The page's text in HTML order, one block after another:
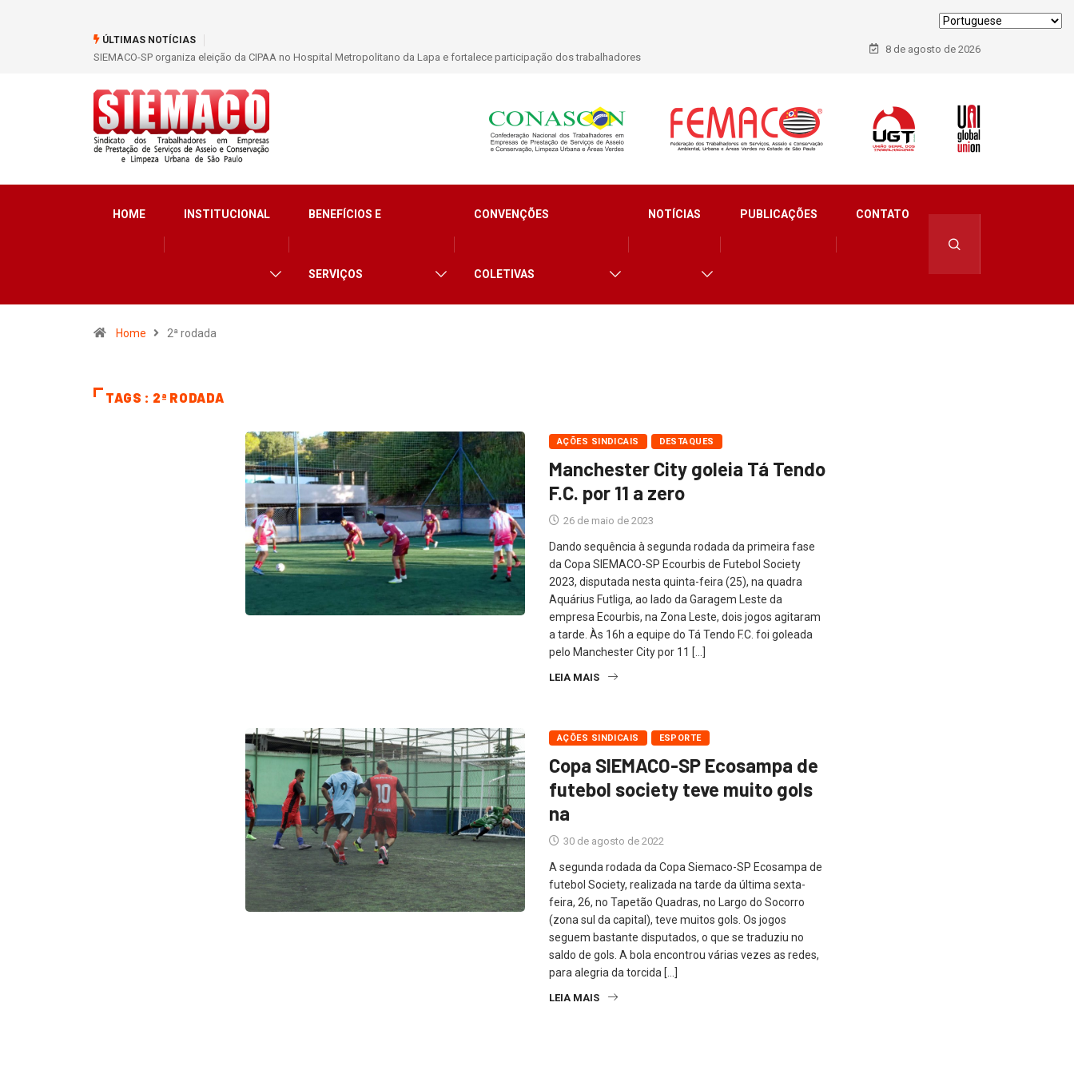
ÚLTIMAS NOTÍCIAS
SIEMACO-SP organiza eleição da CIPAA no Hospital Metropolitano da Lapa e fortalece participação dos trabalhadores
8 de agosto de 2026
HOME INSTITUCIONAL BENEFÍCIOS E
SERVIÇOS
CONVENÇÕES
COLETIVAS
NOTÍCIAS PUBLICAÇÕES CONTATO
Home 2ª rodada
TAGS : 2ª RODADA
AÇÕES SINDICAIS DESTAQUES
Manchester City goleia Tá Tendo
F.C. por 11 a zero
26 de maio de 2023
Dando sequência à segunda rodada da primeira fase
da Copa SIEMACO-SP Ecourbis de Futebol Society
2023, disputada nesta quinta-feira (25), na quadra
Aquárius Futliga, ao lado da Garagem Leste da
empresa Ecourbis, na Zona Leste, dois jogos agitaram
a tarde. Às 16h a equipe do Tá Tendo F.C. foi goleada
pelo Manchester City por 11 […]
LEIA MAIS
AÇÕES SINDICAIS ESPORTE
Copa SIEMACO-SP Ecosampa de
futebol society teve muito gols
na
30 de agosto de 2022
A segunda rodada da Copa Siemaco-SP Ecosampa de
futebol Society, realizada na tarde da última sexta-
feira, 26, no Tapetão Quadras, no Largo do Socorro
(zona sul da capital), teve muitos gols. Os jogos
seguem bastante disputados, o que se traduziu no
saldo de gols. A bola encontrou várias vezes as redes,
para alegria da torcida […]
LEIA MAIS